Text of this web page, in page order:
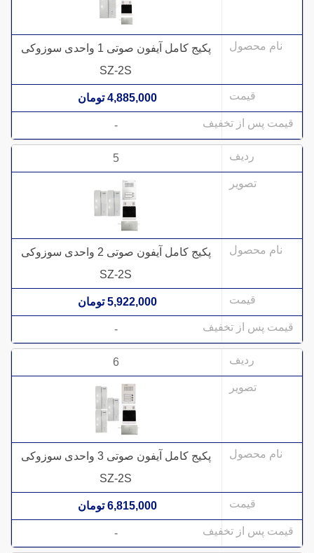
پکیج کامل آیفون صوتی 1 واحدی سوزوکی
SZ-2S
4,885,000 تومان
-
5
پکیج کامل آیفون صوتی 2 واحدی سوزوکی
SZ-2S
5,922,000 تومان
-
6
پکیج کامل آیفون صوتی 3 واحدی سوزوکی
SZ-2S
6,815,000 تومان
-